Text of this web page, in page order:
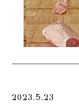
2023.5.23